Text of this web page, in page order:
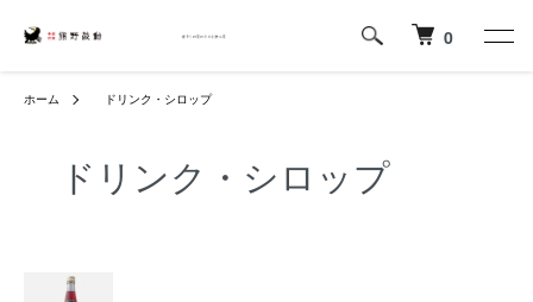
0
ホーム ドリンク・シロップ
ドリンク・シロップ